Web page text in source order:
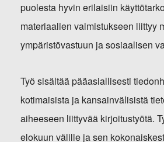
puolesta hyvin erilaisiin
materiaalien valmistukseen liittyy
ympäristövastuun ja sosiaalisen
Työ sisältää pääasiallisesti
kotimaisista ja kansainvälisistä
aiheeseen liittyvää kirjoitustyötä.
elokuun välille ja sen